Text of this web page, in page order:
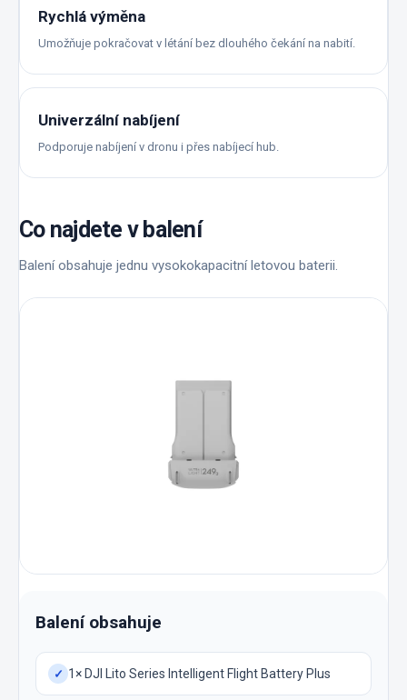
Rychlá výměna
Umožňuje pokračovat v létání bez dlouhého čekání na nabití.
Univerzální nabíjení
Podporuje nabíjení v dronu i přes nabíjecí hub.
Co najdete v balení
Balení obsahuje jednu vysokokapacitní letovou baterii.
Balení obsahuje
✓ 1× DJI Lito Series Intelligent Flight Battery Plus